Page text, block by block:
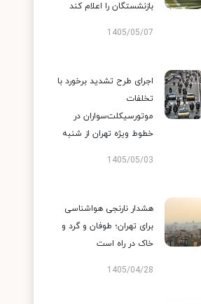
بازنشستگان را اعلام کند
1405/05/07
اجرای طرح تشدید برخورد با
تخلفات
موتورسیکلت‌سواران در
خطوط ویژه تهران از شنبه
1405/05/03
هشدار نارنجی هواشناسی
برای تهران؛ طوفان و گرد و
خاک در راه است
1405/04/28